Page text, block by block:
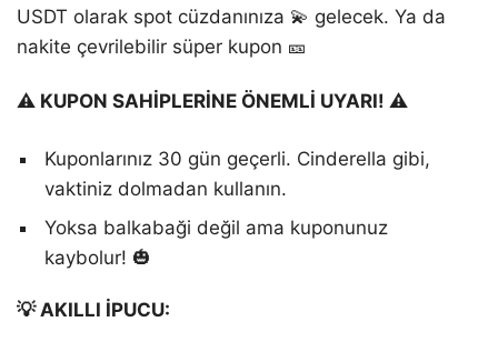
USDT olarak spot cüzdanınıza 💫 gelecek. Ya da
nakite çevrilebilir süper kupon 🎫
⚠️ KUPON SAHİPLERİNE ÖNEMLİ UYARI! ⚠️
Kuponlarınız 30 gün geçerli. Cinderella gibi,
vaktiniz dolmadan kullanın.
Yoksa balkabaği değil ama kuponunuz
kaybolur! 🎃
💡 AKILLI İPUCU: